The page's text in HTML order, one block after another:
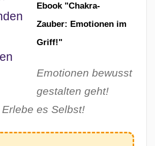
Ebook "Chakra-
Zauber: Emotionen im
Griff!"
Emotionen bewusst
gestalten geht!
es Selbst!